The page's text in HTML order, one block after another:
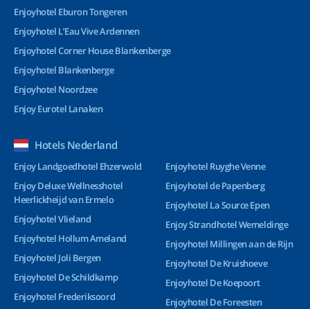
Enjoyhotel Eburon Tongeren
Enjoyhotel L’Eau Vive Ardennen
Enjoyhotel Corner House Blankenberge
Enjoyhotel Blankenberge
Enjoyhotel Noordzee
Enjoy Eurotel Lanaken
Hotels Nederland
Enjoy Landgoedhotel Ehzerwold
Enjoy Deluxe Wellnesshotel
Heerlickheijd van Ermelo
Enjoyhotel Vlieland
Enjoyhotel Hollum Ameland
Enjoyhotel Joli Bergen
Enjoyhotel De Schildkamp
Enjoyhotel Frederiksoord
Enjoyhotel Ruyghe Venne
Enjoyhotel de Papenberg
Enjoyhotel La Source Epen
Enjoy Strandhotel Wemeldinge
Enjoyhotel Millingen aan de Rijn
Enjoyhotel De Kruishoeve
Enjoyhotel De Koepoort
Enjoyhotel De Foreesten